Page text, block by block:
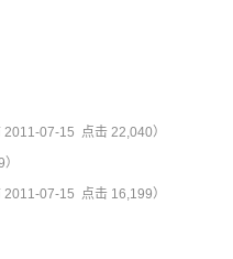
2011-07-15 点击 22,040）
2011-07-15 点击 16,199）